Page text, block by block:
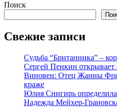
Поиск
Свежие записи
Судьба “Британника” –
Сергей Пенкин открывает
Виновен: Отец Жанны
краже
Юлия Снигирь
Надежда Мейхер-